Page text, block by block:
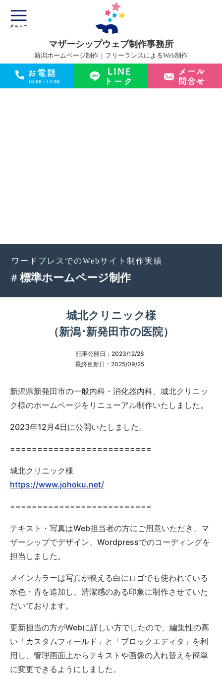
マザーシップウェブ制作事務所
新潟ホームページ制作｜フリーランスによるWeb制作
マザーシップについて
ホームページ制作サービス
ワードプレスでのWebサイト制作実績
# 標準ホームページ制作
城北クリニック様
（新潟･新発田市の医院）
記事公開日： 2023/12/28
最終更新日： 2025/09/25
新潟県新発田市の一般内科・消化器内科、城北クリニッ
ク様のホームページをリニューアル制作いたしました。
2023年12月4日に公開いたしました。
==========================
城北クリニック様
https://www.johoku.net/
==========================
テキスト・写真はWeb担当者の方にご用意いただき、マ
ザーシップでデザイン、Wordpressでのコーディングを
担当しました。
メインカラーは写真が映える白にロゴでも使われている
水色・青を追加し、清潔感のある印象に制作させていた
だいております。
更新担当の方がWebに詳しい方でしたので、編集性の高
い「カスタムフィールド」と「ブロックエディタ」を利
用し、管理画面上からテキストや画像の入れ替えを簡単
に変更できるようにしました。